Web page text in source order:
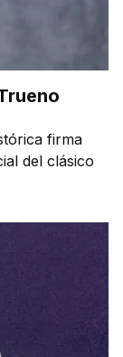
firma
del clásico